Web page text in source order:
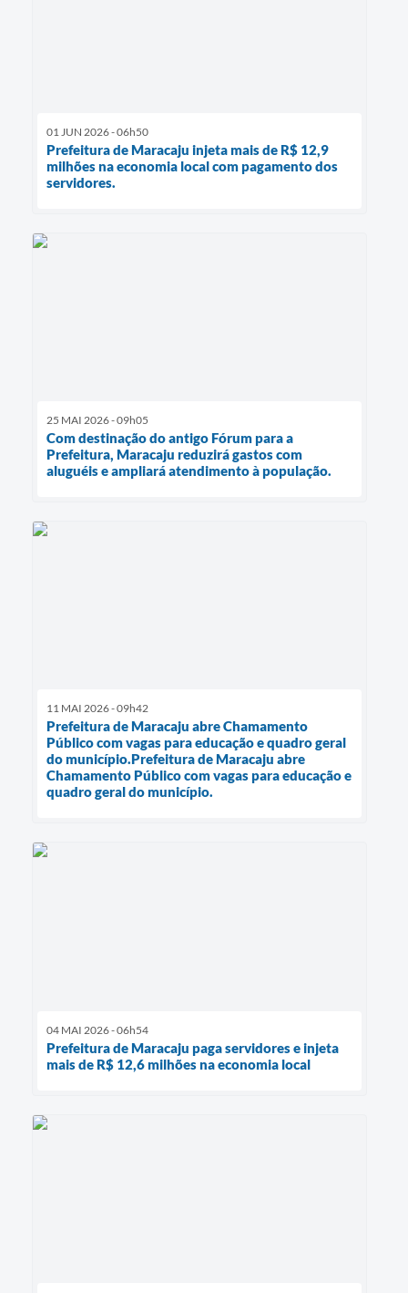
01 JUN 2026 - 06h50
Prefeitura de Maracaju injeta mais de R$ 12,9
milhões na economia local com pagamento dos
servidores.
25 MAI 2026 - 09h05
Com destinação do antigo Fórum para a
Prefeitura, Maracaju reduzirá gastos com
aluguéis e ampliará atendimento à população.
11 MAI 2026 - 09h42
Prefeitura de Maracaju abre Chamamento
Público com vagas para educação e quadro geral
do município.Prefeitura de Maracaju abre
Chamamento Público com vagas para educação e
quadro geral do município.
04 MAI 2026 - 06h54
Prefeitura de Maracaju paga servidores e injeta
mais de R$ 12,6 milhões na economia local